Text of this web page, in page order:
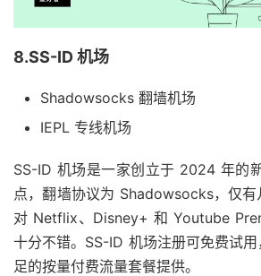
8.SS-ID 机场
Shadowsocks 翻墙机场
IEPL 专线机场
SS-ID 机场是一家创立于 2024 年的
点，翻墙协议为 Shadowsocks，仅有
对 Netflix、Disney+ 和 Youtube
十分不错。SS-ID 机场注册可免费试
足的按量付费流量套餐提供。